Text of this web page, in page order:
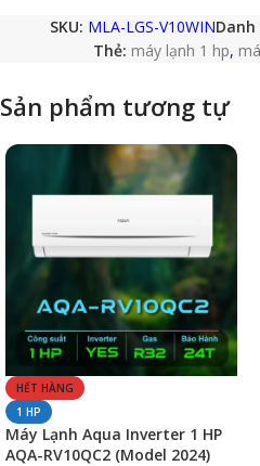
SKU: MLA-LGS-V10WINDanh
Thẻ: máy lạnh 1 hp,
Sản phẩm tương tự
HẾT HÀNG
1 HP
Máy Lạnh Aqua Inverter 1 HP
AQA-RV10QC2 (Model 2024)